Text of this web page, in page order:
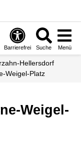
Barrierefrei Suche Menü
Hellersdorf
Weigel-Platz
Weigel-